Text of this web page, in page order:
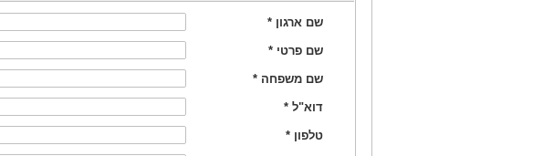
שם ארגון *
שם פרטי *
שם משפחה *
דוא"ל *
טלפון *